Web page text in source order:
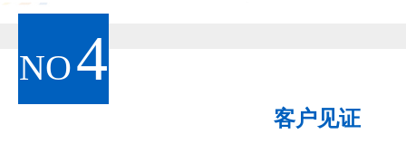
NO4
客户见证